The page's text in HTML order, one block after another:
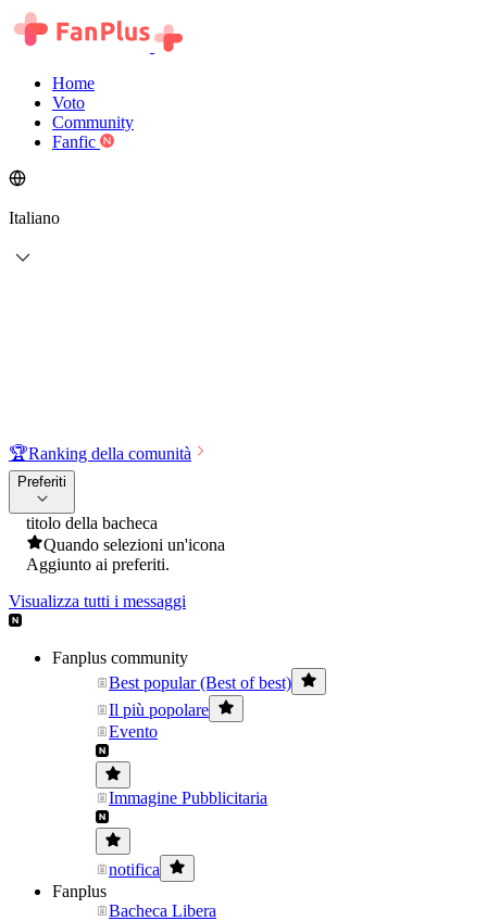
Home
Voto
Community
Fanfic
Italiano
🏆Ranking della comunità
Preferiti
titolo della bacheca
Quando selezioni un'icona
Aggiunto ai preferiti.
Visualizza tutti i messaggi
Fanplus community
Best popular (Best of best)
Il più popolare
Evento
Immagine Pubblicitaria
notifica
Fanplus
Bacheca Libera